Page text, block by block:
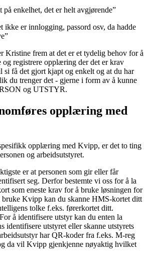
enkelhet, det er helt avgjørende”
ikke er innlogging, passord osv, da hadde
Kristine frem at det er et tydelig behov for å
og registrere opplæring der det er krav
få det gjort kjapt og enkelt og at du har
du trenger det - gjerne i form av å kunne
og UTSTYR.
opplæring med
opplæring med Kvipp, er det to ting
og arbeidsutstyret.
er at personen som gir eller får
seg. Derfor bestemte vi oss for å la
som eneste krav for å bruke løsningen for
Kvipp kan du skanne HMS-kortet ditt
tolke f.eks. førerkortet ditt.
å identifisere utstyr kan du enten la
identifisere utstyret eller skanne utstyrets
har QR-koder fra f.eks. M-reg
da vil Kvipp gjenkjenne nøyaktig hvilket